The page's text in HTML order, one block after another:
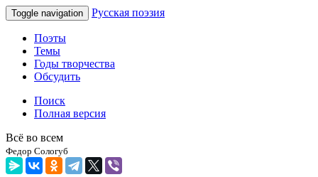
Toggle navigation Русская поэзия
Поэты
Темы
Годы творчества
Обсудить
Поиск
Полная версия
Всё во всем
Федор Сологуб